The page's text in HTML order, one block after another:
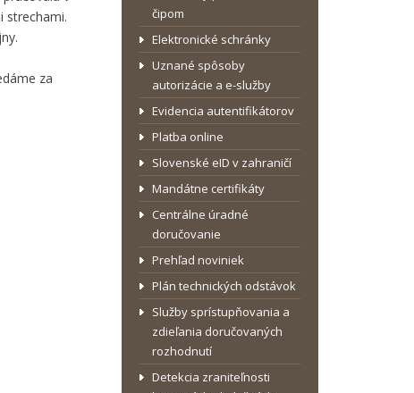
strechami.
za
čipom
Elektronické schránky
Uznané spôsoby
autorizácie a e-služby
Evidencia autentifikátorov
Platba online
Slovenské eID v zahraničí
Mandátne certifikáty
Centrálne úradné
doručovanie
Prehľad noviniek
Plán technických odstávok
Služby sprístupňovania a
zdieľania doručovaných
rozhodnutí
Detekcia zraniteľnosti